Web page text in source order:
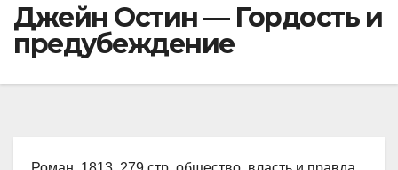
Джейн Остин — Гордость и
предубеждение